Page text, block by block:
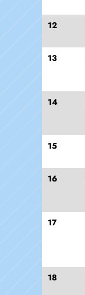
12
13
14
15
16
17
18